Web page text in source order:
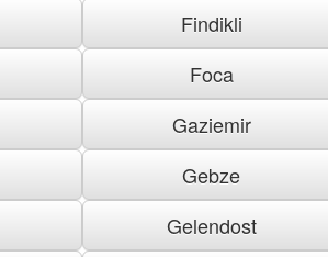
Findikli
Foca
Gaziemir
Gebze
Gelendost